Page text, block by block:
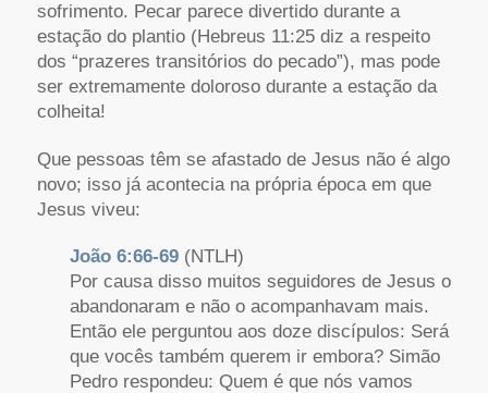
sofrimento. Pecar parece divertido durante a
estação do plantio (Hebreus 11:25 diz a respeito
dos “prazeres transitórios do pecado”), mas pode
ser extremamente doloroso durante a estação da
colheita!
Que pessoas têm se afastado de Jesus não é algo
novo; isso já acontecia na própria época em que
Jesus viveu:
João 6:66-69(NTLH)
Por causa disso muitos seguidores de Jesus o
abandonaram e não o acompanhavam mais.
Então ele perguntou aos doze discípulos: Será
que vocês também querem ir embora? Simão
Pedro respondeu: Quem é que nós vamos